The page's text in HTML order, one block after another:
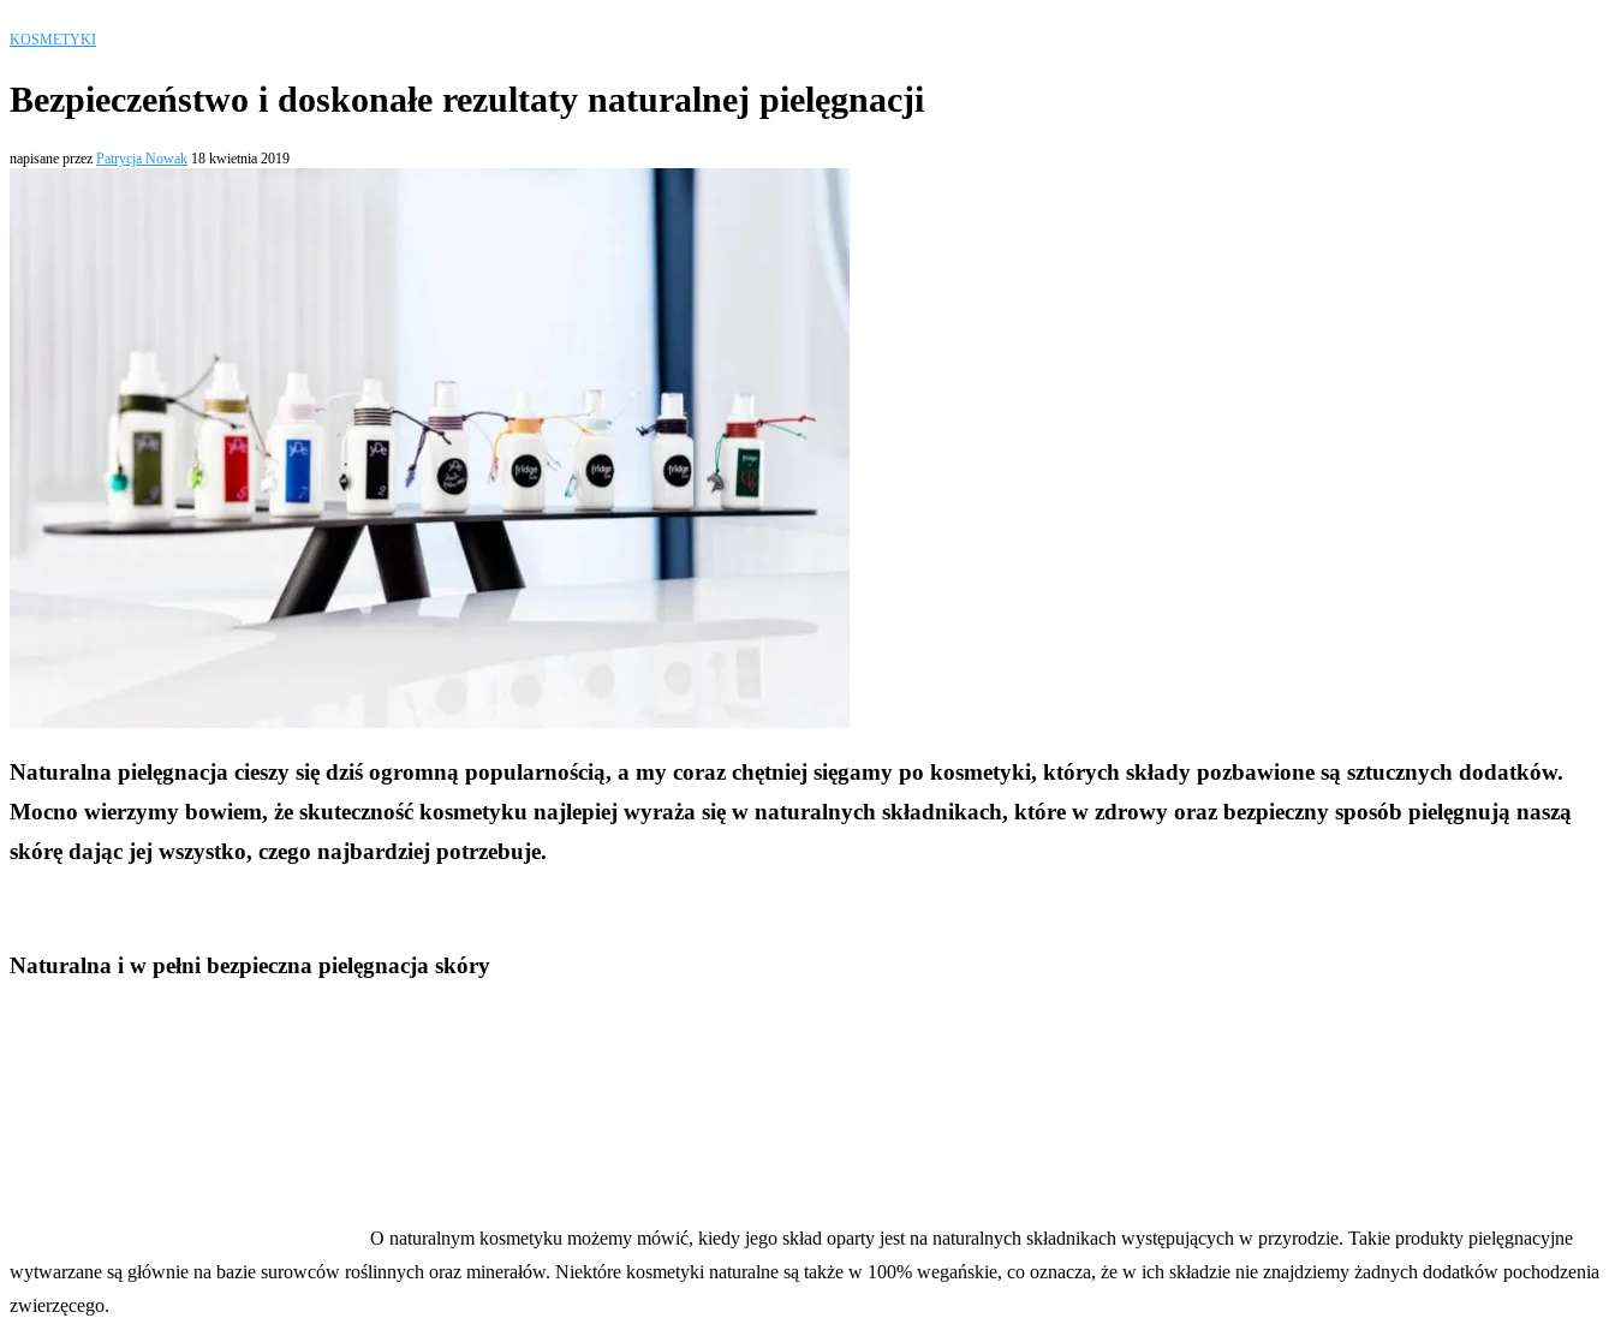
KOSMETYKI
Bezpieczeństwo i doskonałe rezultaty naturalnej pielęgnacji
napisane przez Patrycja Nowak 18 kwietnia 2019
Naturalna pielęgnacja cieszy się dziś ogromną popularnością, a my coraz chętniej sięgamy po kosmetyki, których składy pozbawione są sztucznych dodatków.
Mocno wierzymy bowiem, że skuteczność kosmetyku najlepiej wyraża się w naturalnych składnikach, które w zdrowy oraz bezpieczny sposób pielęgnują naszą
skórę dając jej wszystko, czego najbardziej potrzebuje.
Naturalna i w pełni bezpieczna pielęgnacja skóry
O naturalnym kosmetyku możemy mówić, kiedy jego skład oparty jest na naturalnych składnikach występujących w przyrodzie. Takie produkty pielęgnacyjne
wytwarzane są głównie na bazie surowców roślinnych oraz minerałów. Niektóre kosmetyki naturalne są także w 100% wegańskie, co oznacza, że w ich składzie nie znajdziemy żadnych dodatków pochodzenia
zwierzęcego.